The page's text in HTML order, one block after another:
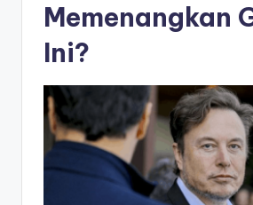
Memenangkan
Ini?